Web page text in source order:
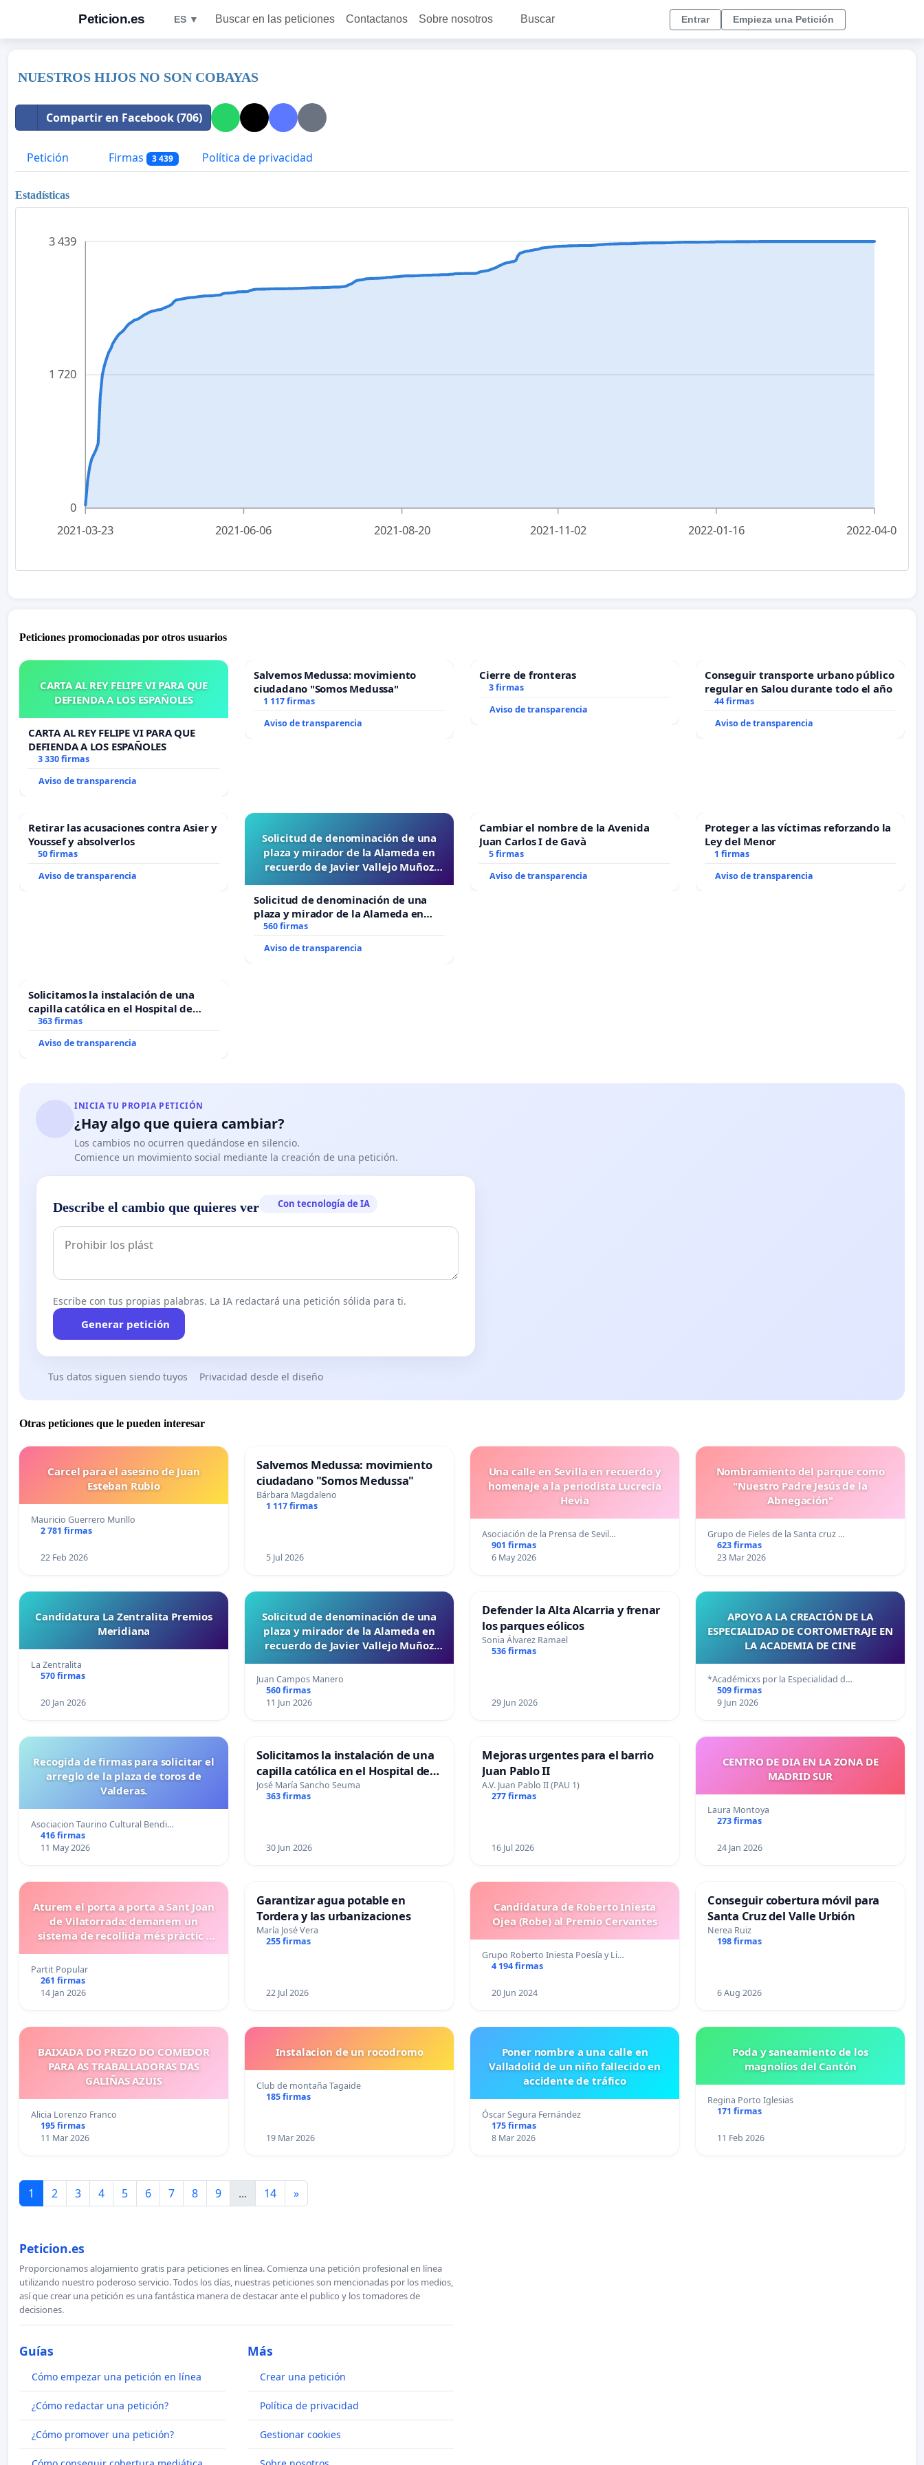
Peticion.es ES ▼ Buscar en las peticiones Contactanos Sobre nosotros Buscar Entrar Empieza una Petición
NUESTROS HIJOS NO SON COBAYAS
Compartir en Facebook (706)
Petición Firmas 3 439 Política de privacidad
Estadísticas
0
1 720
3 439
2021-03-23 2021-06-06 2021-08-20 2021-11-02 2022-01-16 2022-04-01
Peticiones promocionadas por otros usuarios
CARTA AL REY FELIPE VI PARA QUE
DEFIENDA A LOS ESPAÑOLES
CARTA AL REY FELIPE VI PARA QUE
DEFIENDA A LOS ESPAÑOLES
3 330 firmas
Aviso de transparencia
Salvemos Medussa: movimiento
ciudadano "Somos Medussa"
1 117 firmas
Aviso de transparencia
Cierre de fronteras
3 firmas
Aviso de transparencia
Conseguir transporte urbano público
regular en Salou durante todo el año
44 firmas
Aviso de transparencia
Retirar las acusaciones contra Asier y
Youssef y absolverlos
50 firmas
Aviso de transparencia
Solicitud de denominación de una
plaza y mirador de la Alameda en
recuerdo de Javier Vallejo Muñoz
Solicitud de denominación de una
plaza y mirador de la Alameda en
recuerdo de Javier Vallejo Muñoz
“Mazinger”
560 firmas
Aviso de transparencia
Cambiar el nombre de la Avenida
Juan Carlos I de Gavà
5 firmas
Aviso de transparencia
Proteger a las víctimas reforzando la
Ley del Menor
1 firmas
Aviso de transparencia
Solicitamos la instalación de una
capilla católica en el Hospital de
Alcañiz
363 firmas
Aviso de transparencia
INICIA TU PROPIA PETICIÓN
¿Hay algo que quiera cambiar?
Los cambios no ocurren quedándose en silencio.
Comience un movimiento social mediante la creación de una petición.
Describe el cambio que quieres ver Con tecnología de IA
Escribe con tus propias palabras. La IA redactará una petición sólida para ti.
Generar petición
Tus datos siguen siendo tuyos Privacidad desde el diseño
Otras peticiones que le pueden interesar
Carcel para el asesino de Juan
Esteban Rubio
Mauricio Guerrero Murillo
2 781 firmas
22 Feb 2026
Salvemos Medussa: movimiento
ciudadano "Somos Medussa"
Bárbara Magdaleno
1 117 firmas
5 Jul 2026
Una calle en Sevilla en recuerdo y
homenaje a la periodista Lucrecia
Hevia
Asociación de la Prensa de Sevil…
901 firmas
6 May 2026
Nombramiento del parque como
"Nuestro Padre Jesús de la
Abnegación"
Grupo de Fieles de la Santa cruz …
623 firmas
23 Mar 2026
Candidatura La Zentralita Premios
Meridiana
La Zentralita
570 firmas
20 Jan 2026
Solicitud de denominación de una
plaza y mirador de la Alameda en
recuerdo de Javier Vallejo Muñoz
Juan Campos Manero
560 firmas
11 Jun 2026
Defender la Alta Alcarria y frenar
los parques eólicos
Sonia Álvarez Ramael
536 firmas
29 Jun 2026
APOYO A LA CREACIÓN DE LA
ESPECIALIDAD DE CORTOMETRAJE EN
LA ACADEMIA DE CINE
*Académicxs por la Especialidad d…
509 firmas
9 Jun 2026
Recogida de firmas para solicitar el
arreglo de la plaza de toros de
Valderas.
Asociacion Taurino Cultural Bendi…
416 firmas
11 May 2026
Solicitamos la instalación de una
capilla católica en el Hospital de
Alcañiz
José María Sancho Seuma
363 firmas
30 Jun 2026
Mejoras urgentes para el barrio
Juan Pablo II
A.V. Juan Pablo II (PAU 1)
277 firmas
16 Jul 2026
CENTRO DE DIA EN LA ZONA DE
MADRID SUR
Laura Montoya
273 firmas
24 Jan 2026
Aturem el porta a porta a Sant Joan
de Vilatorrada: demanem un
sistema de recollida més pràctic i
Partit Popular
261 firmas
14 Jan 2026
Garantizar agua potable en
Tordera y las urbanizaciones
María José Vera
255 firmas
22 Jul 2026
Candidatura de Roberto Iniesta
Ojea (Robe) al Premio Cervantes
Grupo Roberto Iniesta Poesía y Li…
4 194 firmas
20 Jun 2024
Conseguir cobertura móvil para
Santa Cruz del Valle Urbión
Nerea Ruiz
198 firmas
6 Aug 2026
BAIXADA DO PREZO DO COMEDOR
PARA AS TRABALLADORAS DAS
GALIÑAS AZUIS
Alicia Lorenzo Franco
195 firmas
11 Mar 2026
Instalacion de un rocodromo
Club de montaña Tagaide
185 firmas
19 Mar 2026
Poner nombre a una calle en
Valladolid de un niño fallecido en
accidente de tráfico
Óscar Segura Fernández
175 firmas
8 Mar 2026
Poda y saneamiento de los
magnolios del Cantón
Regina Porto Iglesias
171 firmas
11 Feb 2026
1 2 3 4 5 6 7 8 9 ... 14 »
Peticion.es
Proporcionamos alojamiento gratis para peticiones en línea. Comienza una petición profesional en línea
utilizando nuestro poderoso servicio. Todos los días, nuestras peticiones son mencionadas por los medios,
así que crear una petición es una fantástica manera de destacar ante el publico y los tomadores de
decisiones.
Guías
Cómo empezar una petición en línea
¿Cómo redactar una petición?
¿Cómo promover una petición?
Más
Crear una petición
Política de privacidad
Gestionar cookies